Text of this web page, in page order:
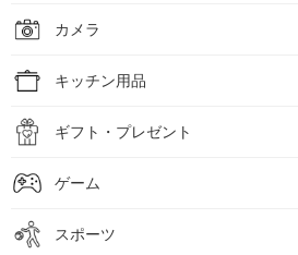
カメラ
キッチン用品
ギフト・プレゼント
ゲーム
スポーツ